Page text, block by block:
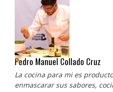
Albert Adrià
Redes sociales:
https://www.instagram.com/